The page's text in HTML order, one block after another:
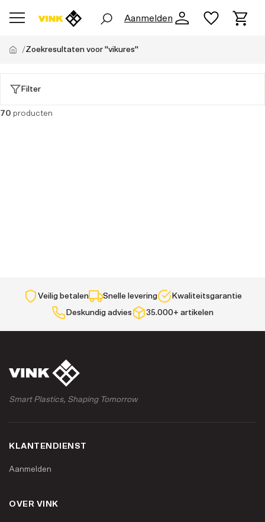
Aanmelden
Zoekresultaten voor "vikures"
Filter
70 producten
Veilig betalen Snelle levering
Kwaliteitsgarantie
Deskundig advies
35.000+ artikelen
Smart Plastics, Shaping Tomorrow
KLANTENDIENST
Aanmelden
OVER VINK